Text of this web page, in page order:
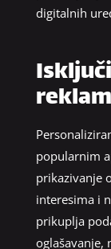
digitalnih
popularnim
prikazivanje
interesima i
prikuplja
oglašavanje,